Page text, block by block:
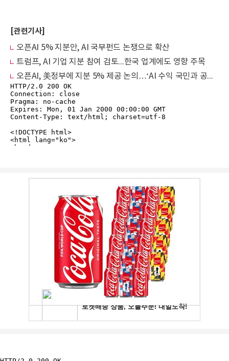
[관련기사]
오픈AI 5% 지분안, AI 국부펀드 논쟁으로 확산
트럼프, AI 기업 지분 참여 검토...한국 업계에도 영향 주목
오픈AI, 美정부에 지분 5% 제공 논의…‘AI 수익 국민과 공유’ 제안